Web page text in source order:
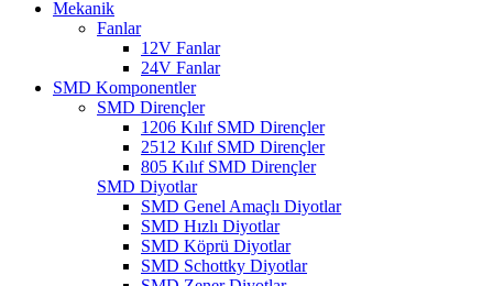
Mekanik
Fanlar
12V Fanlar
24V Fanlar
SMD Komponentler
SMD Dirençler
1206 Kılıf SMD Dirençler
2512 Kılıf SMD Dirençler
805 Kılıf SMD Dirençler
SMD Diyotlar
SMD Genel Amaçlı Diyotlar
SMD Hızlı Diyotlar
SMD Köprü Diyotlar
SMD Schottky Diyotlar